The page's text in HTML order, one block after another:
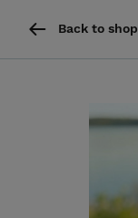
Back to shop